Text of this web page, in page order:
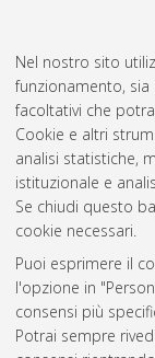
Nel nostro sito
funzionamento,
facoltativi che
Cookie e altri
analisi statistiche,
istituzionale e
Se chiudi questo
cookie necessari.
Puoi esprimere il
l'opzione in
consensi più
Potrai sempre
Atom